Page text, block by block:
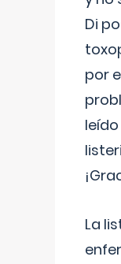
Di
por
La